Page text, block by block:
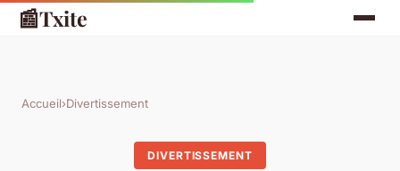
📰Txite
Accueil›Divertissement
DIVERTISSEMENT